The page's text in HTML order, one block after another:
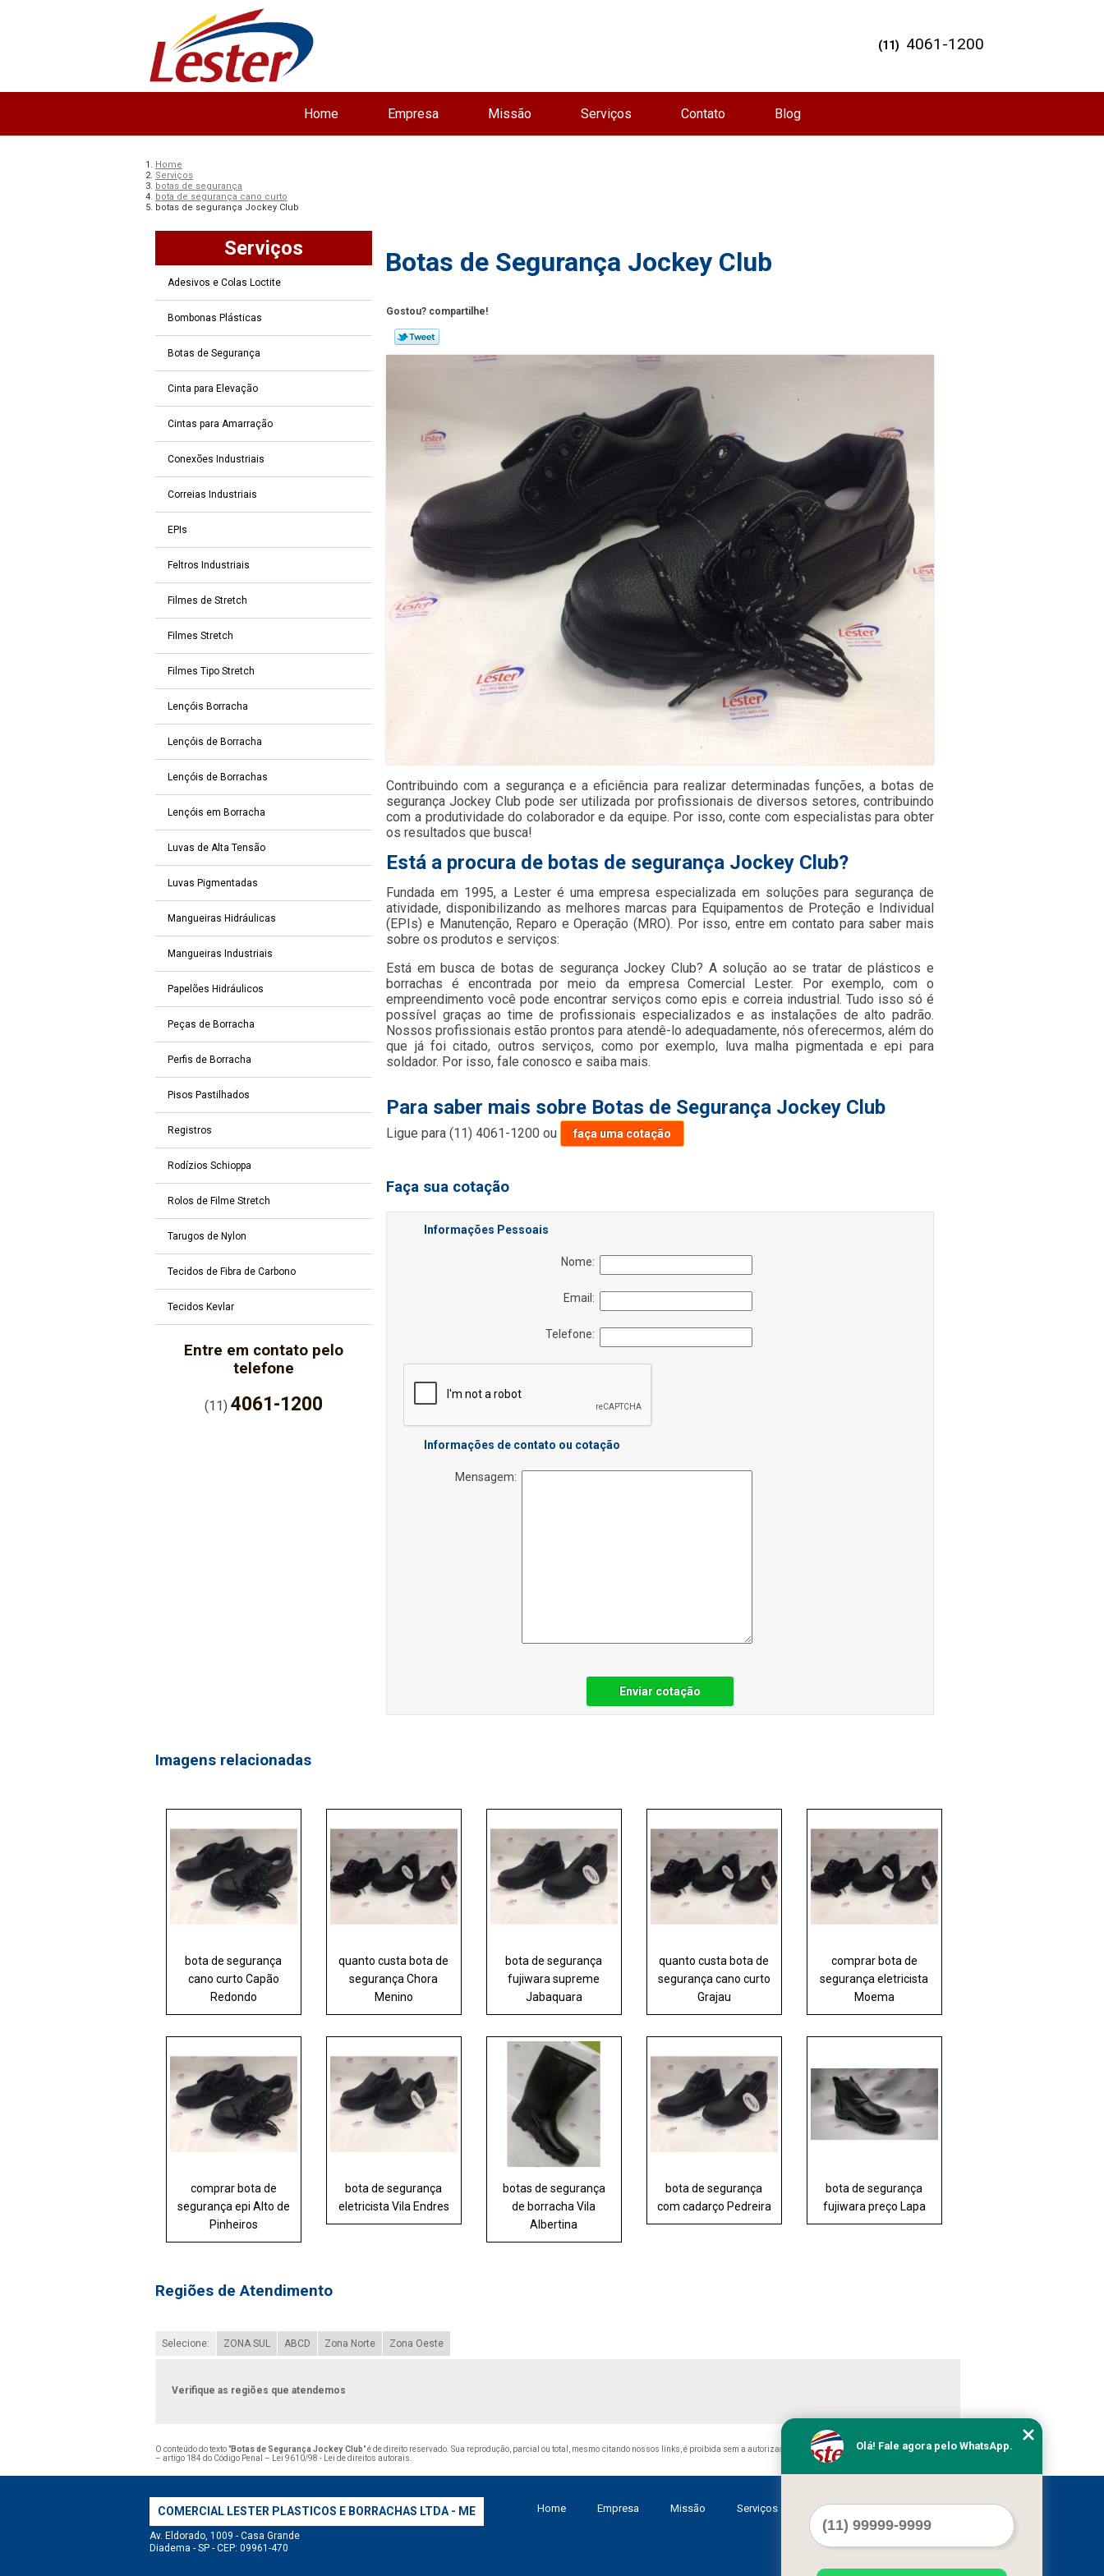
Home Empresa Missão Serviços Contato Blog
(11) 4061-1200
Home
Serviços
botas de segurança
bota de segurança cano curto
botas de segurança Jockey Club
Serviços
Adesivos e Colas Loctite
Bombonas Plásticas
Botas de Segurança
Cinta para Elevação
Cintas para Amarração
Conexões Industriais
Correias Industriais
EPIs
Feltros Industriais
Filmes de Stretch
Filmes Stretch
Filmes Tipo Stretch
Lençóis Borracha
Lençóis de Borracha
Lençóis de Borrachas
Lençóis em Borracha
Luvas de Alta Tensão
Luvas Pigmentadas
Mangueiras Hidráulicas
Mangueiras Industriais
Papelões Hidráulicos
Peças de Borracha
Perfis de Borracha
Pisos Pastilhados
Registros
Rodízios Schioppa
Rolos de Filme Stretch
Tarugos de Nylon
Tecidos de Fibra de Carbono
Tecidos Kevlar
Entre em contato pelo
telefone
(11)4061-1200
Botas de Segurança Jockey Club
Gostou? compartilhe!
Contribuindo com a segurança e a eficiência para realizar determinadas funções, a botas de
segurança Jockey Club pode ser utilizada por profissionais de diversos setores, contribuindo
com a produtividade do colaborador e da equipe. Por isso, conte com especialistas para obter
os resultados que busca!
Está a procura de botas de segurança Jockey Club?
Fundada em 1995, a Lester é uma empresa especializada em soluções para segurança de
atividade, disponibilizando as melhores marcas para Equipamentos de Proteção e Individual
(EPIs) e Manutenção, Reparo e Operação (MRO). Por isso, entre em contato para saber mais
sobre os produtos e serviços:
Está em busca de botas de segurança Jockey Club? A solução ao se tratar de plásticos e
borrachas é encontrada por meio da empresa Comercial Lester. Por exemplo, com o
empreendimento você pode encontrar serviços como epis e correia industrial. Tudo isso só é
possível graças ao time de profissionais especializados e as instalações de alto padrão.
Nossos profissionais estão prontos para atendê-lo adequadamente, nós oferecermos, além do
que já foi citado, outros serviços, como por exemplo, luva malha pigmentada e epi para
soldador. Por isso, fale conosco e saiba mais.
Para saber mais sobre Botas de Segurança Jockey Club
Ligue para(11) 4061-1200 ou faça uma cotação
Faça sua cotação
Informações Pessoais
Nome:
Email:
Telefone:
Informações de contato ou cotação
Mensagem:
Enviar cotação
Imagens relacionadas
bota de segurança
cano curto Capão
Redondo
quanto custa bota de
segurança Chora
Menino
bota de segurança
fujiwara supreme
Jabaquara
quanto custa bota de
segurança cano curto
Grajau
comprar bota de
segurança eletricista
Moema
comprar bota de
segurança epi Alto de
Pinheiros
bota de segurança
eletricista Vila Endres
botas de segurança
de borracha Vila
Albertina
bota de segurança
com cadarço Pedreira
bota de segurança
fujiwara preço Lapa
Regiões de Atendimento
Selecione: ZONA SUL ABCD Zona Norte Zona Oeste
Verifique as regiões que atendemos
O conteúdo do texto "Botas de Segurança Jockey Club" é de direito reservado. Sua reprodução, parcial ou total, mesmo citando nossos links, é proibida sem a autorização do autor. Crime de violação de direito autoral
– artigo 184 do Código Penal –
Lei 9610/98 - Lei de direitos autorais
COMERCIAL LESTER PLASTICOS E BORRACHAS LTDA - ME
Av. Eldorado, 1009 - Casa Grande
Diadema - SP - CEP: 09961-470
Home Empresa Missão Serviços Contato Mapa do site
Olá! Fale agora pelo WhatsApp.